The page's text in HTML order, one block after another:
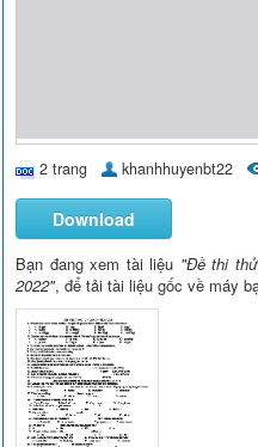
2 trang khanhhuyenbt22
Download
Bạn đang xem tài liệu "Đề thi
2022", để tải tài liệu gốc về máy